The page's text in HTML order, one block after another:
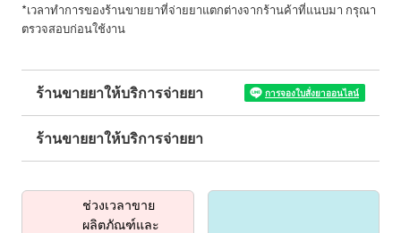
*เวลาทำการของร้านขายยาที่จ่ายยาแตกต่างจากร้านค้าที่แนบมา กรุณา
ตรวจสอบก่อนใช้งาน
ร้านขายยาให้บริการจ่ายยา การจองใบสั่งยาออนไลน์
ร้านขายยาให้บริการจ่ายยา
ช่วงเวลาขาย
ผลิตภัณฑ์และ